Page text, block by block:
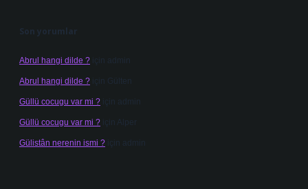
Son yorumlar
Abrul hangi dilde ? için admin
Abrul hangi dilde ? için Gülten
Güllü cocugu var mi ? için admin
Güllü cocugu var mi ? için Alper
Gülistân nerenin ismi ? için admin